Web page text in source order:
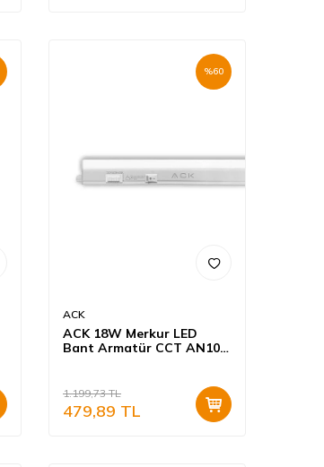
%60
ACK
ACK 18W Merkur LED
Bant Armatür CCT AN10-
1.199,73TL
479,89 TL